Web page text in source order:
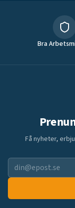
Bra
Få nyheter,